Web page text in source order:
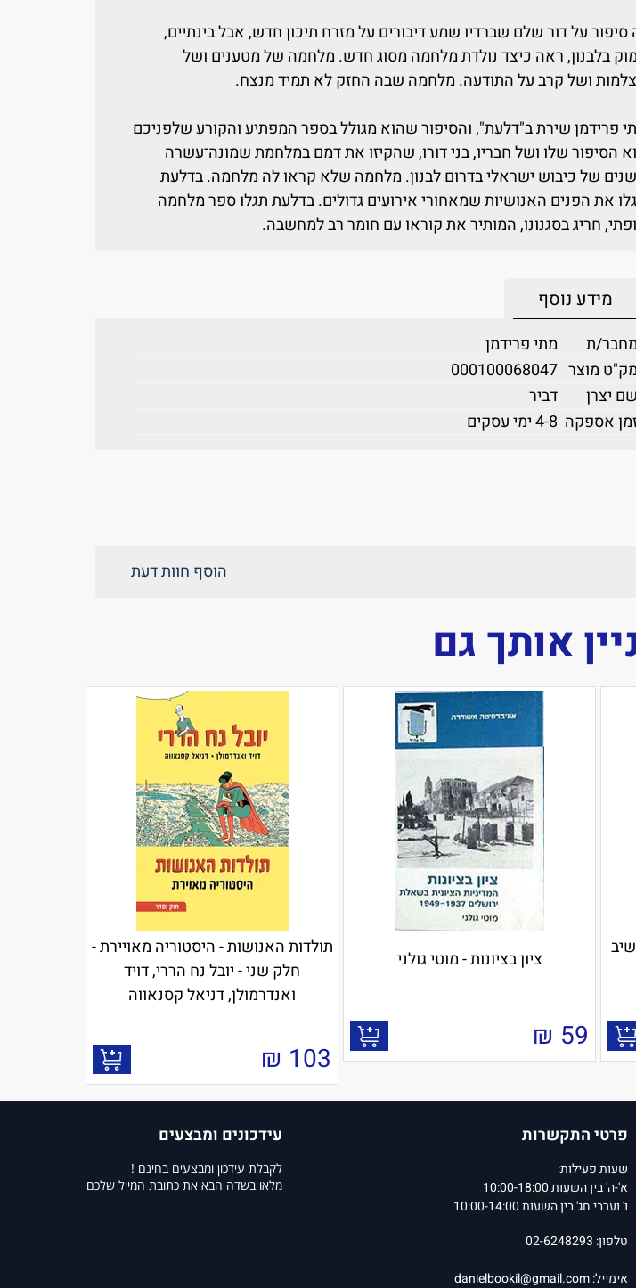
סיפור על דור שלם שברדיו שמע דיבורים על מזרח תיכון חדש, אבל בינתיים,
בלבנון, ראה כיצד נולדת מלחמה מסוג חדש. מלחמה של מטענים ושל
ושל קרב על התודעה. מלחמה שבה החזק לא תמיד מנצח.
פרידמן שירת ב"דלעת", והסיפור שהוא מגולל בספר המפתיע והקורע שלפניכם
הסיפור שלו ושל חבריו, בני דורו, שהקיזו את דמם במלחמת שמונה־עשרה
של כיבוש ישראלי בדרום לבנון. מלחמה שלא קראו לה מלחמה. בדלעת
את הפנים האנושיות שמאחורי אירועים גדולים. בדלעת תגלו ספר מלחמה
חריג בסגנונו, המותיר את קוראו עם חומר רב למחשבה.
מידע נוסף
מחבר/ת
מתי פרידמן
מק"ט מוצר 000100068047
שם יצרן
דביר
אספקה 4-8 ימי עסקים
הוסף חוות דעת
אותך גם
ציון בציונות - מוטי גולני
59
₪
תולדות האנושות - היסטוריה מאויירת -
חלק שני - יובל נח הררי, דויד
ואנדרמולן, דניאל קסנאווה
103
₪
פרטי התקשרות
שעות פעילות:
א'-ה' בין השעות 10:00-18:00
ו' וערבי חג' בין השעות 10:00-14:00
טלפון: 02-6248293
אימייל:danielbookil@gmail.com
עידכונים ומבצעים
לקבלת עידכון ומבצעים בחינם !
מלאו בשדה הבא את כתובת המייל שלכם